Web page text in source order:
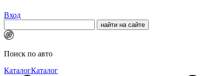
Вход
Поиск по авто
КаталогКаталог